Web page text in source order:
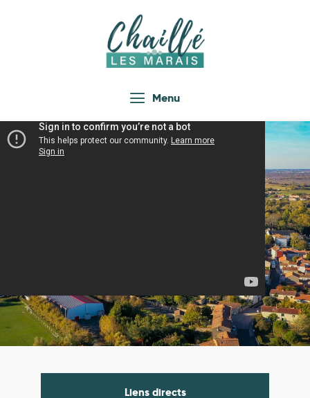
Menu
Infos Pratiques
Liens directs